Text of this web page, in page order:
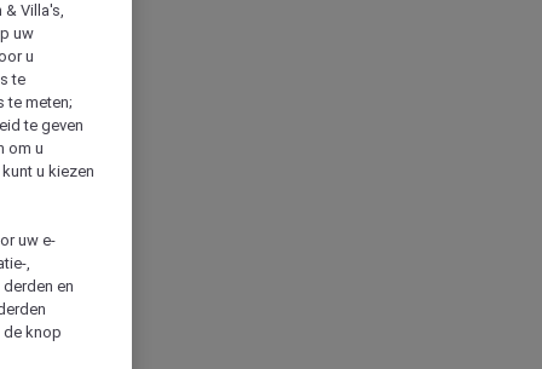
& Villa's,
uw
u
te
te meten;
te geven
om u
u kiezen
uw e-
,
en
de knop